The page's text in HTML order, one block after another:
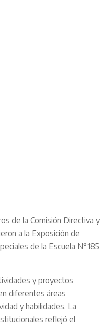
de la Comisión Directiva y
a la Exposición de
de la Escuela N°185
y proyectos
diferentes áreas
y habilidades. La
reflejó el